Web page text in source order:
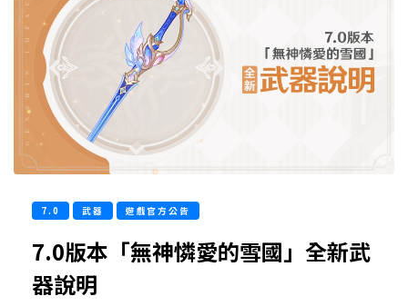
7.0 武器 遊戲官方公告
7.0版本「無神憐愛的雪國」全新武
器說明